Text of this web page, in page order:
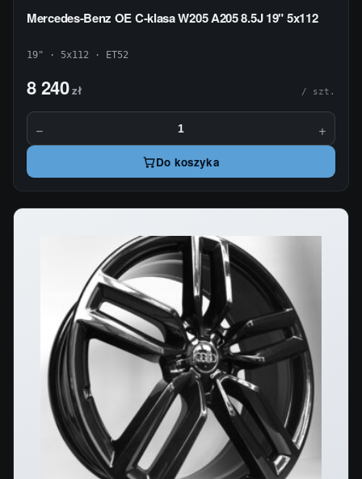
Mercedes-Benz OE C-klasa W205 A205 8.5J 19" 5x112
19" · 5x112 · ET52
8 240zł / szt.
− +
Do koszyka